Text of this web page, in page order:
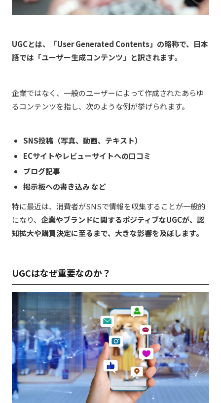
UGCとは、「User Generated Contents」の略称で、日本
語では「ユーザー生成コンテンツ」と訳されます。
企業ではなく、一般のユーザーによって作成されたあらゆ
るコンテンツを指し、次のような例が挙げられます。
SNS投稿（写真、動画、テキスト）
ECサイトやレビューサイトへの口コミ
ブログ記事
掲示板への書き込み など
特に最近は、消費者がSNSで情報を収集することが一般的
になり、 企業やブランドに関するポジティブなUGCが、認
知拡大や購買決定に至るまで、大きな影響を及ぼします。
UGCはなぜ重要なのか？